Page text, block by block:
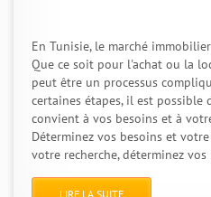
En Tunisie, le marché
Que ce soit pour l'achat ou la
peut être un processus
certaines étapes, il est
convient à vos besoins et à
Déterminez vos besoins et
votre recherche, déterminez vos
LIRE LA SUITE